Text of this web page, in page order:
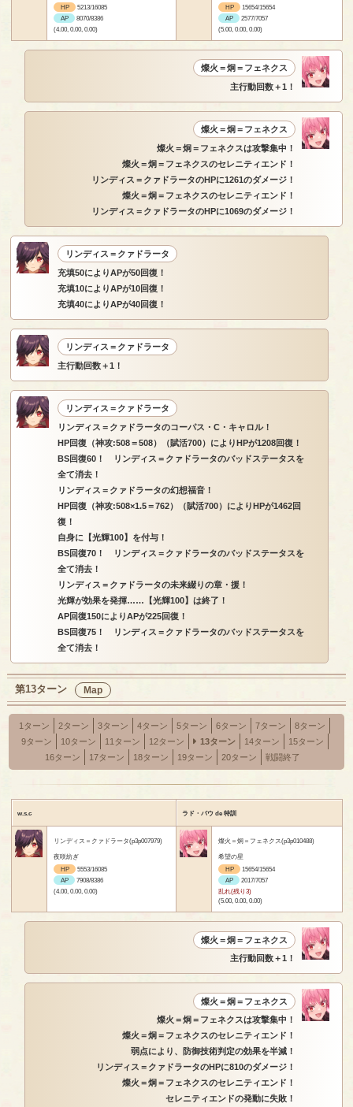
HP
5213/16085
AP
8070/8386
(4.00, 0.00, 0.00)
HP
15654/15654
AP
2577/7057
(5.00, 0.00, 0.00)
燦火＝炯＝フェネクス
主行動回数＋1！
燦火＝炯＝フェネクス
燦火＝炯＝フェネクスは攻撃集中！
燦火＝炯＝フェネクスのセレニティエンド！
リンディス＝クァドラータのHPに1261のダメージ！
燦火＝炯＝フェネクスのセレニティエンド！
リンディス＝クァドラータのHPに1069のダメージ！
リンディス＝クァドラータ
充填50によりAPが50回復！
充填10によりAPが10回復！
充填40によりAPが40回復！
リンディス＝クァドラータ
主行動回数＋1！
リンディス＝クァドラータ
リンディス＝クァドラータのコーパス・C・キャロル！
HP回復（神攻:508＝508）（賦活700）によりHPが1208回復！
BS回復60！ リンディス＝クァドラータのバッドステータスを
全て消去！
リンディス＝クァドラータの幻想福音！
HP回復（神攻:508×1.5＝762）（賦活700）によりHPが1462回
復！
自身に【光輝100】を付与！
BS回復70！ リンディス＝クァドラータのバッドステータスを
全て消去！
リンディス＝クァドラータの未来綴りの章・援！
光輝が効果を発揮……【光輝100】は終了！
AP回復150によりAPが225回復！
BS回復75！ リンディス＝クァドラータのバッドステータスを
全て消去！
第13ターン Map
1ターン 2ターン 3ターン 4ターン 5ターン 6ターン 7ターン
8ターン
9ターン
10ターン 11ターン 12ターン 13ターン 14ターン
15ターン
16ターン
17ターン 18ターン 19ターン 20ターン 戦闘終了
w.s.c ラド・バウ de 特訓
リンディス＝クァドラータ(p3p007979)
夜咲紡ぎ
HP
5553/16085
AP
7908/8386
(4.00, 0.00, 0.00)
燦火＝炯＝フェネクス(p3p010488)
希望の星
HP
15654/15654
AP
2017/7057
乱れ(残り3)
(5.00, 0.00, 0.00)
燦火＝炯＝フェネクス
主行動回数＋1！
燦火＝炯＝フェネクス
燦火＝炯＝フェネクスは攻撃集中！
燦火＝炯＝フェネクスのセレニティエンド！
弱点により、防御技術判定の効果を半減！
リンディス＝クァドラータのHPに810のダメージ！
燦火＝炯＝フェネクスのセレニティエンド！
セレニティエンドの発動に失敗！